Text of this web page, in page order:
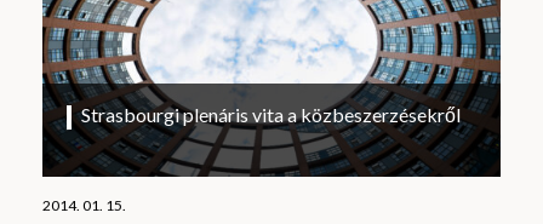
Strasbourgi plenáris vita a közbeszerzésekről
2014. 01. 15.